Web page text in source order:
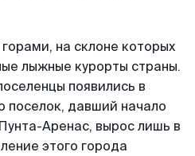
на склоне которых
лыжные курорты страны.
появились в
поселок, давший начало
Аренас, вырос лишь в
этого города